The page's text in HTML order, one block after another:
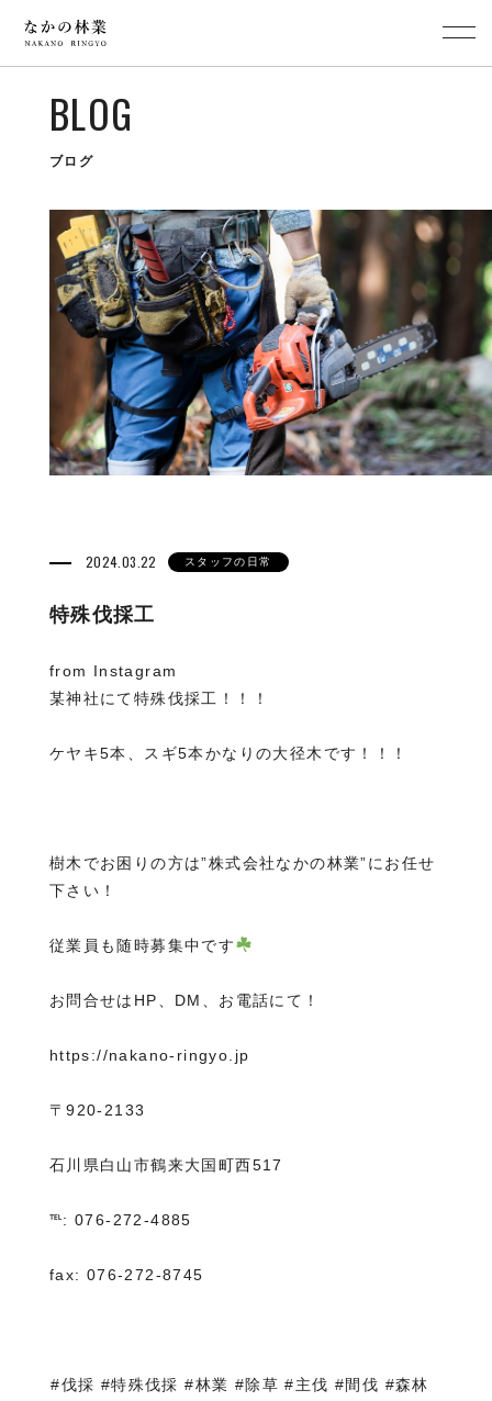
BLOG
ブログ
2024.03.22 スタッフの日常
特殊伐採工
from Instagram
某神社にて特殊伐採工！！！
ケヤキ5本、スギ5本かなりの大径木です！！！
樹木でお困りの方は”株式会社なかの林業”にお任せ
下さい！
従業員も随時募集中です
お問合せはHP、DM、お電話にて！
https://nakano-ringyo.jp⁡
〒920-2133
石川県白山市鶴来大国町西517
℡: 076-272-4885
fax: 076-272-8745
⁡#伐採 #特殊伐採 #林業 #除草 #主伐 #間伐 #森林